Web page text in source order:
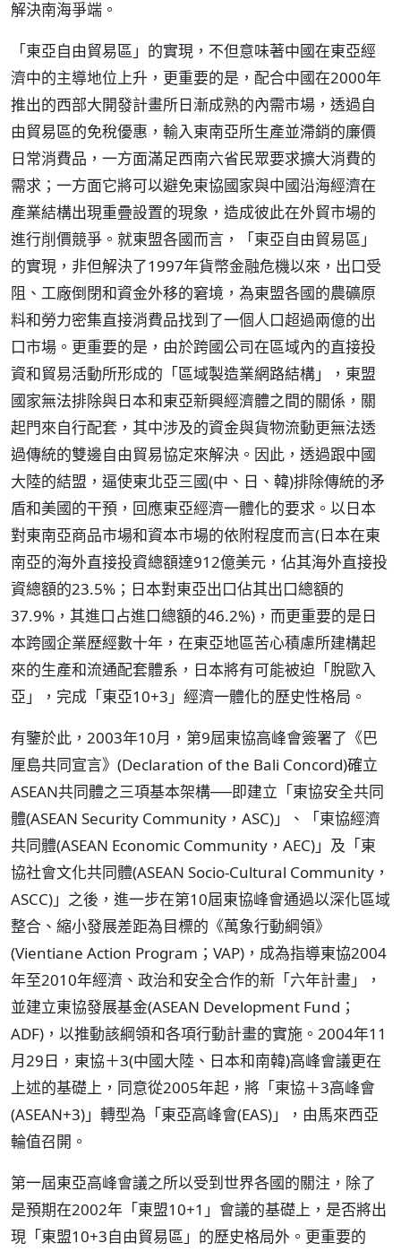
解決南海爭端。
「東亞自由貿易區」的實現，不但意味著中國在東亞經
濟中的主導地位上升，更重要的是，配合中國在2000年
推出的西部大開發計畫所日漸成熟的內需市場，透過自
由貿易區的免稅優惠，輸入東南亞所生產並滯銷的廉價
日常消費品，一方面滿足西南六省民眾要求擴大消費的
需求；一方面它將可以避免東協國家與中國沿海經濟在
產業結構出現重疊設置的現象，造成彼此在外貿市場的
進行削價競爭。就東盟各國而言，「東亞自由貿易區」
的實現，非但解決了1997年貨幣金融危機以來，出口受
阻、工廠倒閉和資金外移的窘境，為東盟各國的農礦原
料和勞力密集直接消費品找到了一個人口超過兩億的出
口市場。更重要的是，由於跨國公司在區域內的直接投
資和貿易活動所形成的「區域製造業網路結構」，東盟
國家無法排除與日本和東亞新興經濟體之間的關係，關
起門來自行配套，其中涉及的資金與貨物流動更無法透
過傳統的雙邊自由貿易協定來解決。因此，透過跟中國
大陸的結盟，逼使東北亞三國(中、日、韓)排除傳統的矛
盾和美國的干預，回應東亞經濟一體化的要求。以日本
對東南亞商品市場和資本市場的依附程度而言(日本在東
南亞的海外直接投資總額達912億美元，佔其海外直接投
資總額的23.5%；日本對東亞出口佔其出口總額的
37.9%，其進口占進口總額的46.2%)，而更重要的是日
本跨國企業歷經數十年，在東亞地區苦心積慮所建構起
來的生產和流通配套體系，日本將有可能被迫「脫歐入
亞」，完成「東亞10+3」經濟一體化的歷史性格局。
有鑒於此，2003年10月，第9屆東協高峰會簽署了《巴
厘島共同宣言》(Declaration of the Bali Concord)確立
ASEAN共同體之三項基本架構──即建立「東協安全共同
體(ASEAN Security Community，ASC)」、「東協經濟
共同體(ASEAN Economic Community，AEC)」及「東
協社會文化共同體(ASEAN Socio-Cultural Community，
ASCC)」之後，進一步在第10屆東協峰會通過以深化區域
整合、縮小發展差距為目標的《萬象行動綱領》
(Vientiane Action Program；VAP)，成為指導東協2004
年至2010年經濟、政治和安全合作的新「六年計畫」，
並建立東協發展基金(ASEAN Development Fund；
ADF)，以推動該綱領和各項行動計畫的實施。2004年11
月29日，東協＋3(中國大陸、日本和南韓)高峰會議更在
上述的基礎上，同意從2005年起，將「東協＋3高峰會
(ASEAN+3)」轉型為「東亞高峰會(EAS)」，由馬來西亞
輪值召開。
第一屆東亞高峰會議之所以受到世界各國的關注，除了
是預期在2002年「東盟10+1」會議的基礎上，是否將出
現「東盟10+3自由貿易區」的歷史格局外。更重要的